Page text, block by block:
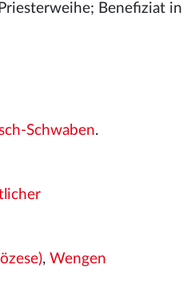
Benefiziat in
Schwaben.
, Wengen